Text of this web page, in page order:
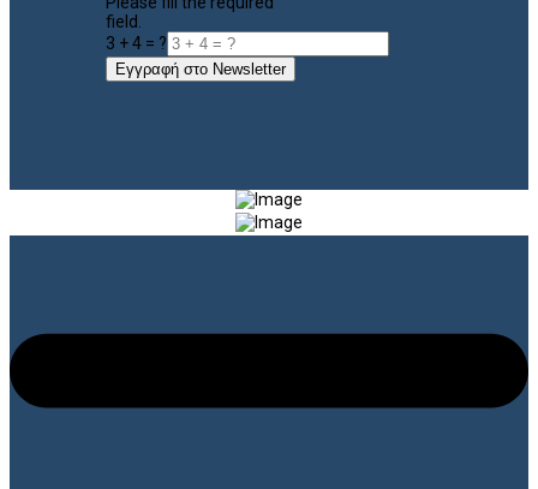
field.
3 + 4 = ?
Εγγραφή στο Newsletter